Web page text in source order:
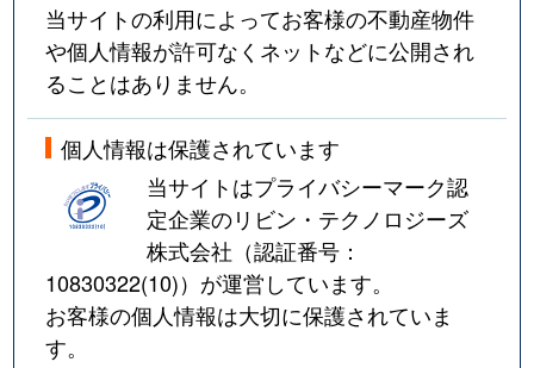
当サイトの利用によってお客様の不動産物件
や個人情報が許可なくネットなどに公開され
ることはありません。
個人情報は保護されています
当サイトはプライバシーマーク認
定企業のリビン・テクノロジーズ
株式会社（認証番号：
10830322(10)）が運営しています。
お客様の個人情報は大切に保護されていま
す。